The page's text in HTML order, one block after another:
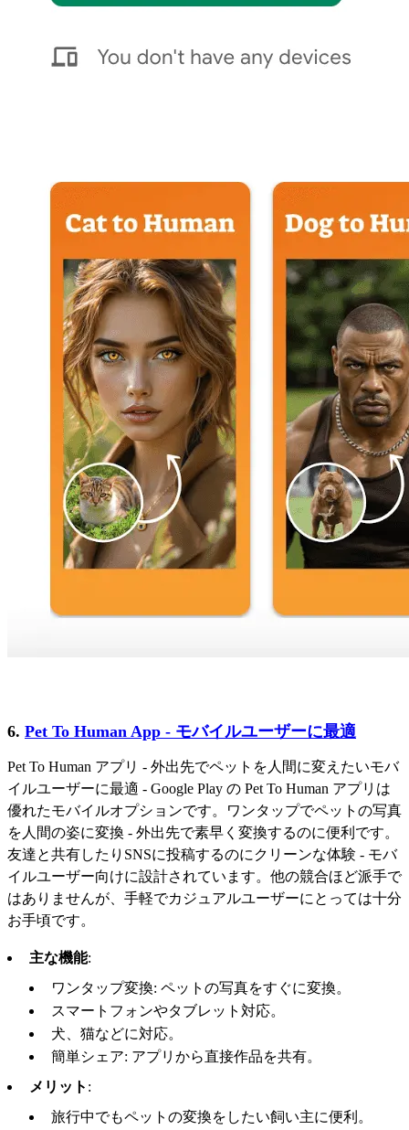
6. Pet To Human App - モバイルユーザーに最適
Pet To Human アプリ - 外出先でペットを人間に変えたいモバ
イルユーザーに最適 - Google Play の Pet To Human アプリは
優れたモバイルオプションです。ワンタップでペットの写真
を人間の姿に変換 - 外出先で素早く変換するのに便利です。
友達と共有したりSNSに投稿するのにクリーンな体験 - モバ
イルユーザー向けに設計されています。他の競合ほど派手で
はありませんが、手軽でカジュアルユーザーにとっては十分
お手頃です。
主な機能:
ワンタップ変換: ペットの写真をすぐに変換。
スマートフォンやタブレット対応。
犬、猫などに対応。
簡単シェア: アプリから直接作品を共有。
メリット :
旅行中でもペットの変換をしたい飼い主に便利。